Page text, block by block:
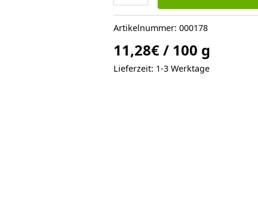
Gewürz
70g
(bio,
roh,
vegan)
Artikelnummer: 000178
11,28€/ 100 g
Lieferzeit: 1-3 Werktage